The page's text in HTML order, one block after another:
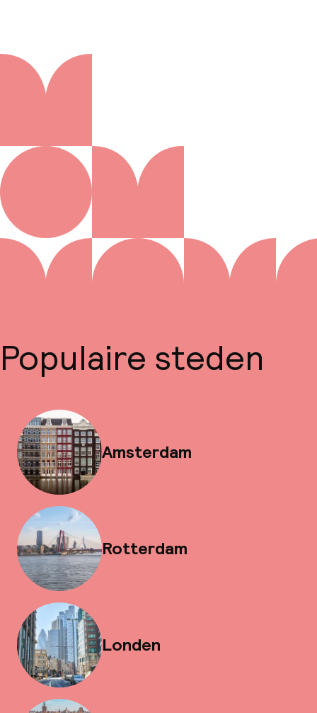
Populaire steden
Amsterdam
Rotterdam
Londen